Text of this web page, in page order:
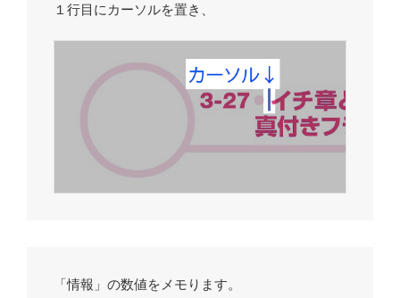
１行目にカーソルを置き、
「情報」の数値をメモります。